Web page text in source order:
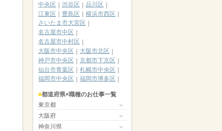
中央区
渋谷区
品川区
江東区
豊島区
横浜市西区
さいたま市大宮区
名古屋市中区
名古屋市中村区
大阪市中央区
大阪市北区
神戸市中央区
京都市下京区
仙台市青葉区
札幌市中央区
福岡市中央区
福岡市博多区
都道府県×職種のお仕事一覧
東京都
大阪府
神奈川県